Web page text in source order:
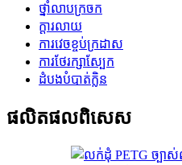
ថ្នាំលាបក្រចក
ក្ដារលាយ
ការវេចខ្ចប់ក្រដាស
ការថែរក្សាស្បែក
ដំបងបំបាត់ក្លិន
ផលិតផលពិសេស